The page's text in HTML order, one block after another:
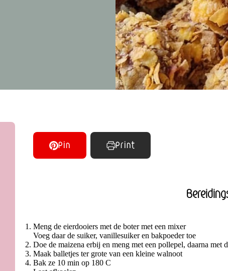
Pin Print
Meng de eierdooiers met de boter met een mixer
Voeg daar de suiker, vanillesuiker en bakpoeder toe
Doe de maizena erbij en meng met een pollepel, daarna met
Maak balletjes ter grote van een kleine walnoot
Bak ze 10 min op 180 C